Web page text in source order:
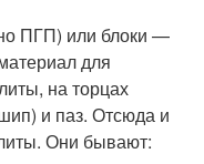
ПГП) или блоки —
для
на торцах
и паз. Отсюда и
Они бывают: